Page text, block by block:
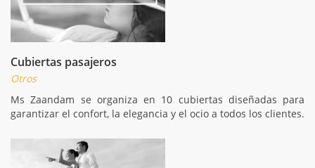
Cubiertas pasajeros
Otros
Ms Zaandam se organiza en 10 cubiertas diseñadas para
garantizar el confort, la elegancia y el ocio a todos los clientes.